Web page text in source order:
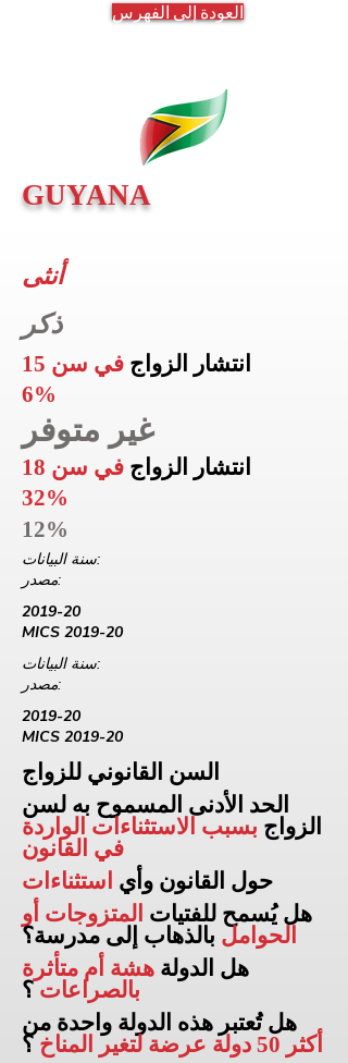
العودة إلى الفهرس
GUYANA
أنثى
ذكر
انتشار الزواج في سن 15
6%
غير متوفر
انتشار الزواج في سن 18
32%
12%
سنة البيانات:
مصدر:
2019-20
MICS 2019-20
سنة البيانات:
مصدر:
2019-20
MICS 2019-20
السن القانوني للزواج
الحد الأدنى المسموح به لسن
الزواج بسبب الاستثناءات الواردة
في القانون
حول القانون وأي استثناءات
هل يُسمح للفتيات المتزوجات أو
الحوامل بالذهاب إلى مدرسة؟
هل الدولة هشة أم متأثرة
بالصراعات ؟
هل تُعتبر هذه الدولة واحدة من
أكثر 50 دولة عرضة لتغير المناخ
؟